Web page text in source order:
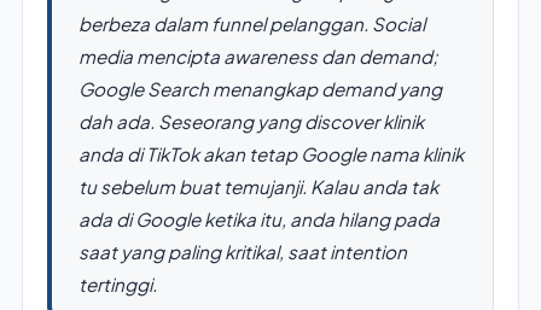
berbeza dalam funnel pelanggan. Social
media mencipta awareness dan demand;
Google Search menangkap demand yang
dah ada. Seseorang yang discover klinik
anda di TikTok akan tetap Google nama klinik
tu sebelum buat temujanji. Kalau anda tak
ada di Google ketika itu, anda hilang pada
saat yang paling kritikal, saat intention
tertinggi.